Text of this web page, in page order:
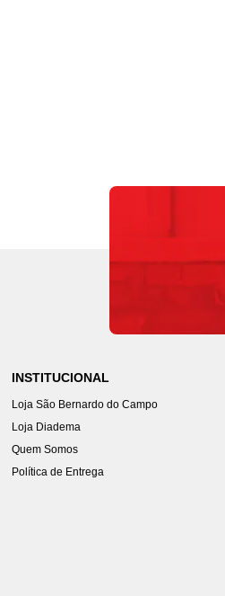
INSTITUCIONAL
Loja São Bernardo do Campo
Loja Diadema
Quem Somos
Política de Entrega